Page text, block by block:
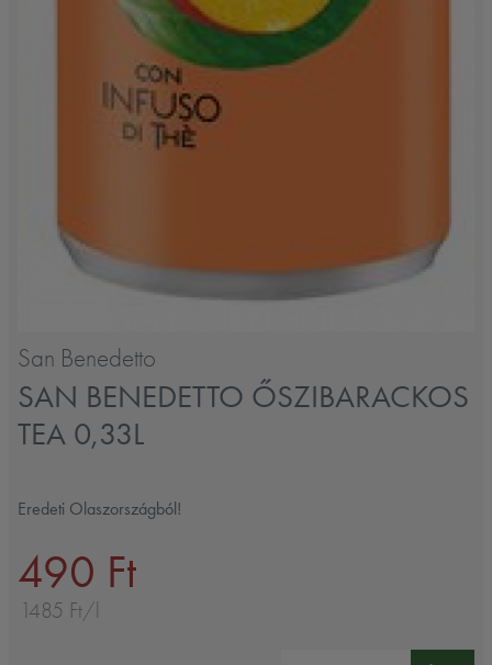
San Benedetto
SAN BENEDETTO ŐSZIBARACKOS
TEA 0,33L
Eredeti Olaszországból!
490 Ft
1485 Ft/l